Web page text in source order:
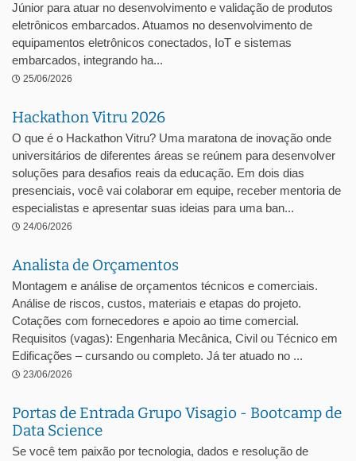
Júnior para atuar no desenvolvimento e validação de produtos
eletrônicos embarcados. Atuamos no desenvolvimento de
equipamentos eletrônicos conectados, IoT e sistemas
embarcados, integrando ha...
25/06/2026
Hackathon Vitru 2026
O que é o Hackathon Vitru? Uma maratona de inovação onde
universitários de diferentes áreas se reúnem para desenvolver
soluções para desafios reais da educação. Em dois dias
presenciais, você vai colaborar em equipe, receber mentoria de
especialistas e apresentar suas ideias para uma ban...
24/06/2026
Analista de Orçamentos
Montagem e análise de orçamentos técnicos e comerciais.
Análise de riscos, custos, materiais e etapas do projeto.
Cotações com fornecedores e apoio ao time comercial.
Requisitos (vagas): Engenharia Mecânica, Civil ou Técnico em
Edificações – cursando ou completo. Já ter atuado no ...
23/06/2026
Portas de Entrada Grupo Visagio - Bootcamp de
Data Science
Se você tem paixão por tecnologia, dados e resolução de